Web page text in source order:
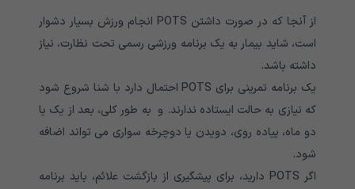
از آنجا که در صورت داشتن
انجام ورزش بسیار دشوار
است، شاید بیمار به یک برنامه ورزشی رسمی تحت نظارت، نیاز
داشته باشد.
یک برنامه تمرینی برای
حتمال دارد با شنا شروع شود
که نیازی به حالت ایستاده ندارند. و به طور کلی، بعد از یک یا
دو ماه، پیاده روی، دویدن یا دوچرخه سواری می تواند اضافه
شود.
اگر
دارید، برای پیشگیری از بازگشت علائم، باید برنامه